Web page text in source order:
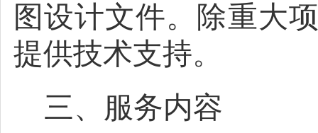
图设计文件。除重大
提供技术支持。
三、服务内容